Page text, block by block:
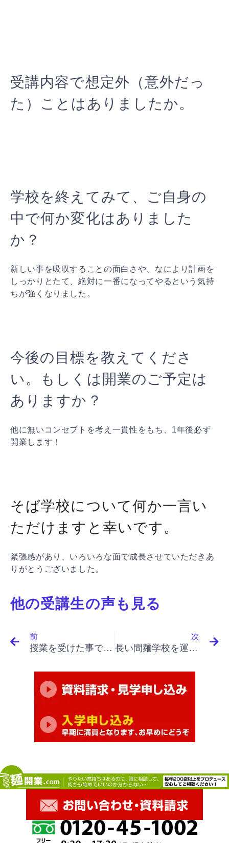
受講内容で想定外（意外だっ
た）ことはありましたか。
学校を終えてみて、ご自身の
中で何か変化はありました
か？
新しい事を吸収することの面白さや、なにより計画を
しっかりとたて、絶対に一番になってやるという気持
ちが強くなりました。
今後の目標を教えてくださ
い。もしくは開業のご予定は
ありますか？
他に無いコンセプトを考え一貫性をもち、1年後必ず
開業します！
そば学校について何か一言い
ただけますと幸いです。
緊張感があり、いろいろな面で成長させていただきあ
りがとうございました。
他の受講生の声も見る
前
授業を受けた事で、自分の中でプロ意識が芽生え、挑戦意欲がわきました。
次
長い間麺学校を運営してきただけ実践で使えることが学べたと思っています。